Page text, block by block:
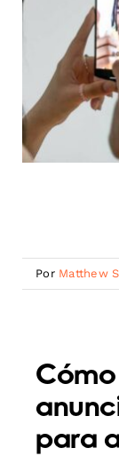
Por Matthew
para